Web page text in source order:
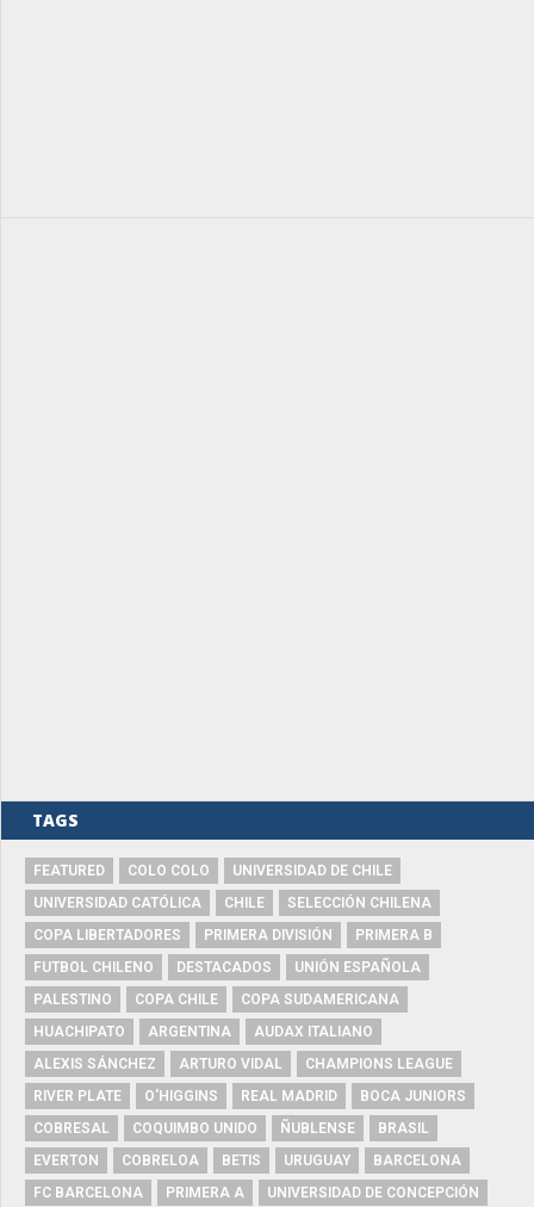
TAGS
FEATURED COLO COLO
UNIVERSIDAD DE CHILE
UNIVERSIDAD CATÓLICA
CHILE
SELECCIÓN CHILENA
COPA LIBERTADORES
PRIMERA DIVISIÓN
PRIMERA B
FUTBOL CHILENO
DESTACADOS
UNIÓN ESPAÑOLA
PALESTINO
COPA CHILE
COPA SUDAMERICANA
HUACHIPATO
ARGENTINA
AUDAX ITALIANO
ALEXIS SÁNCHEZ
ARTURO VIDAL
CHAMPIONS LEAGUE
RIVER PLATE
O'HIGGINS REAL MADRID
BOCA JUNIORS
COBRESAL
COQUIMBO UNIDO ÑUBLENSE
BRASIL
EVERTON
COBRELOA BETIS URUGUAY
BARCELONA
FC BARCELONA
PRIMERA A
UNIVERSIDAD DE CONCEPCIÓN